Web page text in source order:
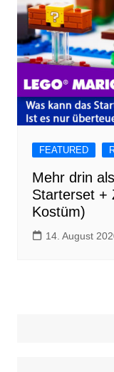
FEATURED
Mehr drin
Starterset +
Kostüm)
14. August